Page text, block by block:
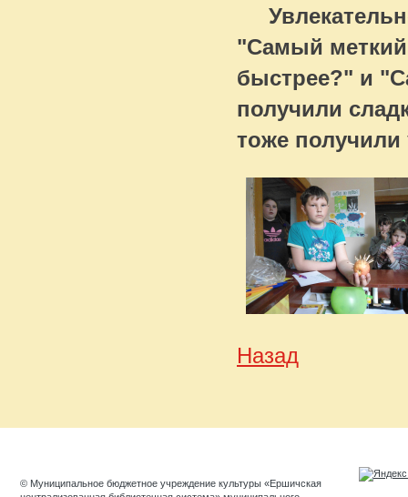
"Самый
быстрее?" и
получили
тоже
Назад
© Муниципальное бюджетное учреждение культуры «Ершичская